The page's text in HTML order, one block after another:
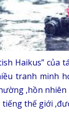
Haikus” của
tranh minh
,hồn
thế giới